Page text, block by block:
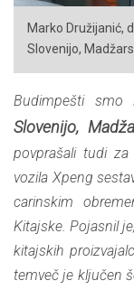
Marko Družijanić,
Slovenijo,
Budimpešti smo
Slovenijo,
povprašali tudi
vozila Xpeng
carinskim
Kitajske. Pojasnil
kitajskih
temveč je ključen